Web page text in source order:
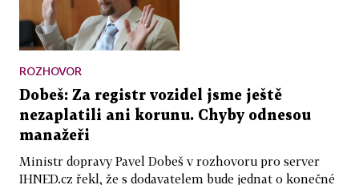
ROZHOVOR
Dobeš: Za registr vozidel jsme ještě
nezaplatili ani korunu. Chyby odnesou
manažeři
Ministr dopravy Pavel Dobeš v rozhovoru pro server
IHNED.cz řekl, že s dodavatelem bude jednat o konečné